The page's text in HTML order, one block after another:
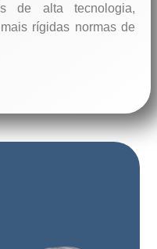
de alta tecnologia,
rígidas normas de